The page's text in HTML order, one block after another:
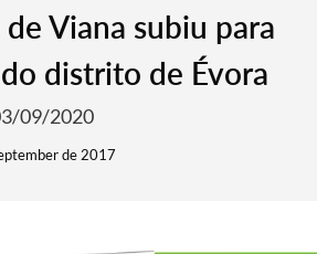
Viana subiu para
distrito de Évora
09/2020
de 2017